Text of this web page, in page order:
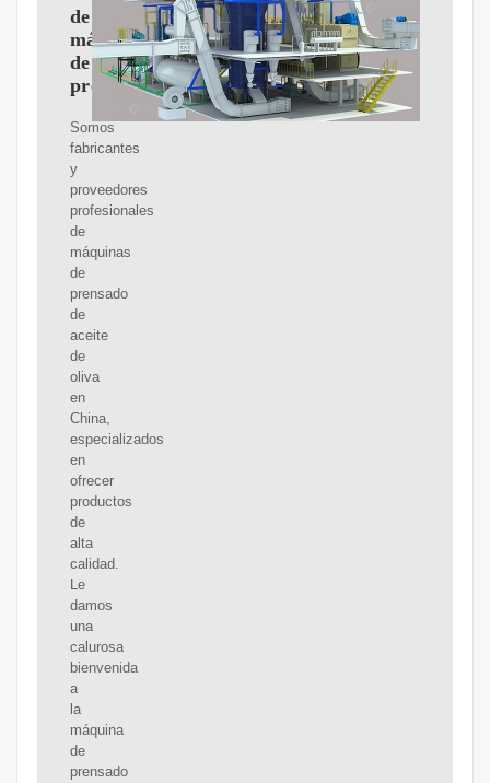
de
máquinas
de
prensado
Somos
fabricantes
y
proveedores
profesionales
de
máquinas
de
prensado
de
aceite
de
oliva
en
China,
especializados
en
ofrecer
productos
de
alta
calidad.
Le
damos
una
calurosa
bienvenida
a
la
máquina
de
prensado